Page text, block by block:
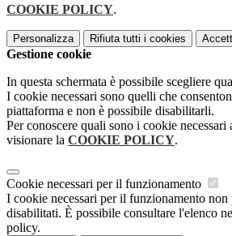
COOKIE POLICY.
Personalizza Rifiuta tutti i cookies
Gestione cookie
In questa schermata è possibile scegliere
I cookie necessari sono quelli che
piattaforma e non è possibile disabilitarli.
Per conoscere quali sono i cookie
visionare la COOKIE POLICY.
Cookie necessari per il funzionamento
I cookie necessari per il funzionamento non
disabilitati. È possibile consultare l'elenco
policy.